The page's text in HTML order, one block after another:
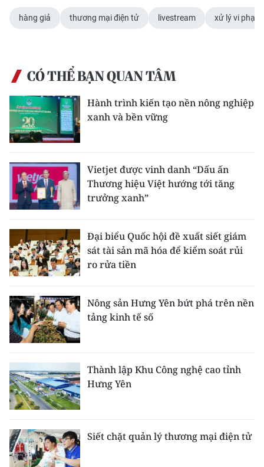
hàng giả thương mại điện tử livestream xử lý vi phạm
CÓ THỂ BẠN QUAN TÂM
Hành trình kiến tạo nền nông nghiệp
xanh và bền vững
Vietjet được vinh danh “Dấu ấn
Thương hiệu Việt hướng tới tăng
trưởng xanh”
Đại biểu Quốc hội đề xuất siết giám
sát tài sản mã hóa để kiểm soát rủi
ro rửa tiền
Nông sản Hưng Yên bứt phá trên nền
tảng kinh tế số
Thành lập Khu Công nghệ cao tỉnh
Hưng Yên
Siết chặt quản lý thương mại điện tử